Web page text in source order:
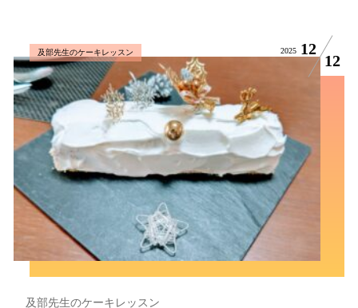
及部先生のケーキレッスン 2025 12
12
及部先生のケーキレッスン